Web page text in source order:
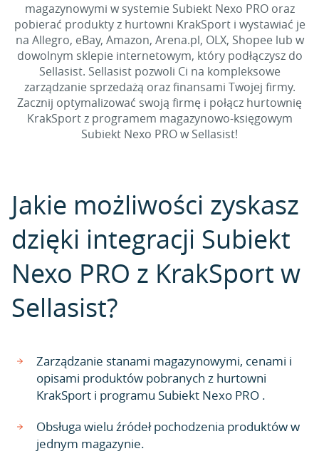
magazynowymi w systemie Subiekt Nexo PRO oraz
pobierać produkty z hurtowni KrakSport i wystawiać je
na Allegro, eBay, Amazon, Arena.pl, OLX, Shopee lub w
dowolnym sklepie internetowym, który podłączysz do
Sellasist. Sellasist pozwoli Ci na kompleksowe
zarządzanie sprzedażą oraz finansami Twojej firmy.
Zacznij optymalizować swoją firmę i połącz hurtownię
KrakSport z programem magazynowo-księgowym
Subiekt Nexo PRO w Sellasist!
Jakie możliwości zyskasz
dzięki integracji Subiekt
Nexo PRO z KrakSport w
Sellasist?
Zarządzanie stanami magazynowymi, cenami i
opisami produktów pobranych z hurtowni
KrakSport i programu Subiekt Nexo PRO .
Obsługa wielu źródeł pochodzenia produktów w
jednym magazynie.